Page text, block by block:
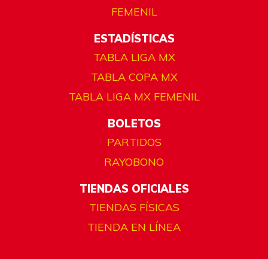
FEMENIL
ESTADÍSTICAS
TABLA LIGA MX
TABLA COPA MX
TABLA LIGA MX FEMENIL
BOLETOS
PARTIDOS
RAYOBONO
TIENDAS OFICIALES
TIENDAS FÍSICAS
TIENDA EN LÍNEA